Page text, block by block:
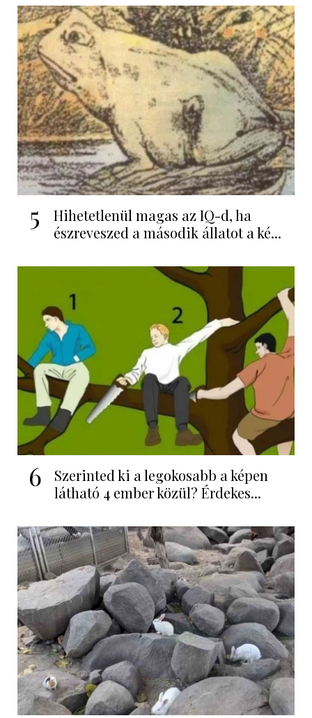
5
Hihetetlenül magas az IQ-d, ha
észreveszed a második állatot a ké...
6
Szerinted ki a legokosabb a képen
látható 4 ember közül? Érdekes...